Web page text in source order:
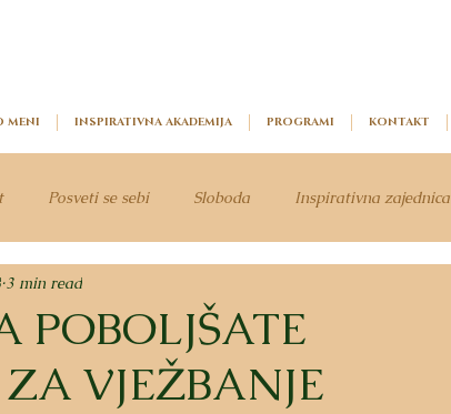
MENI INSPIRATIVNA AKADEMIJA PROGRAMI KONTAKT
Posveti se sebi Sloboda Inspirativna zajednica
VJEŽBANJE
3 min read